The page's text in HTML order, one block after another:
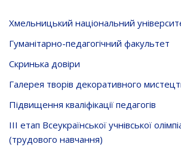
Хмельницький національний
Гуманітарно-педагогічний факультет
Скринька довiри
Галерея творів декоративного
Підвищення кваліфікації педагогів
ІІІ етап Всеукраїнської учнівської
(трудового навчання)